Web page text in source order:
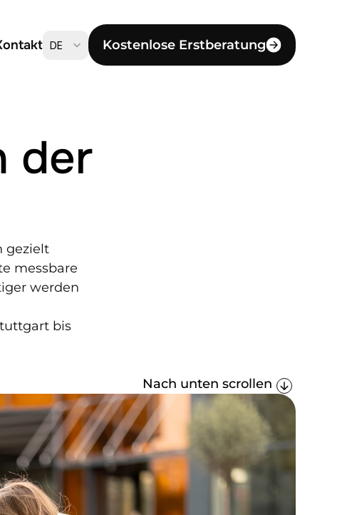
Select Language
DE Kostenlose Erstberatung
der
gezielt
messbare
werden
bis
Nach unten scrollen